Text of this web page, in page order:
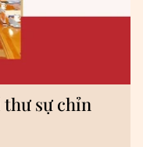
thư sự chỉn